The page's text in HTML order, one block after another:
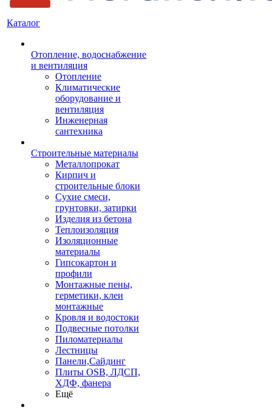
Каталог
Отопление, водоснабжение
и вентиляция
Отопление
Климатические
оборудование и
вентиляция
Инженерная
сантехника
Строительные материалы
Металлопрокат
Кирпич и
строительные блоки
Сухие смеси,
грунтовки, затирки
Изделия из бетона
Теплоизоляция
Изоляционные
материалы
Гипсокартон и
профили
Монтажные пены,
герметики, клеи
монтажные
Кровля и водостоки
Подвесные потолки
Пиломатериалы
Лестницы
Панели,Сайдинг
Плиты OSB, ЛДСП,
ХДФ, фанера
Ещё